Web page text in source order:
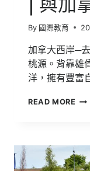
生
態
旅
By 國際教育
加拿大西岸─
桃源。背靠雄
洋，擁有豐富
READ MORE
華
英